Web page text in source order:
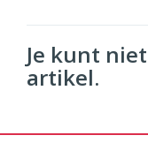
Je kunt
artikel.